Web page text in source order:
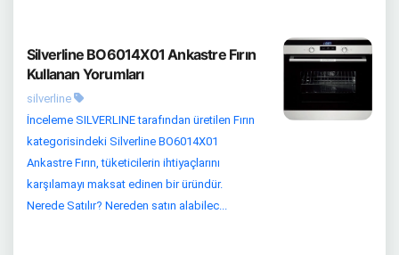
Silverline BO6014X01 Ankastre Fırın
Kullanan Yorumları
silverline
İnceleme SILVERLINE tarafından üretilen Fırın
kategorisindeki Silverline BO6014X01
Ankastre Fırın, tüketicilerin ihtiyaçlarını
karşılamayı maksat edinen bir üründür.
Nerede Satılır? Nereden satın alabilec...